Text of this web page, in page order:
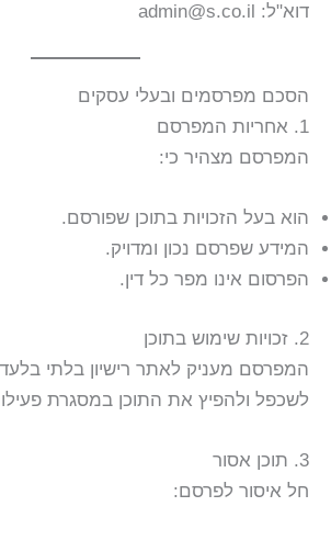
דוא"ל: admin@s.co.il
הסכם מפרסמים ובעלי עסקים
1. אחריות המפרסם
המפרסם מצהיר כי:
הוא בעל הזכויות בתוכן שפורסם.
המידע שפרסם נכון ומדויק.
הפרסום אינו מפר כל דין.
2. זכויות שימוש בתוכן
המפרסם מעניק לאתר רישיון בלתי
לשכפל ולהפיץ את התוכן במסגרת
3. תוכן אסור
חל איסור לפרסם: